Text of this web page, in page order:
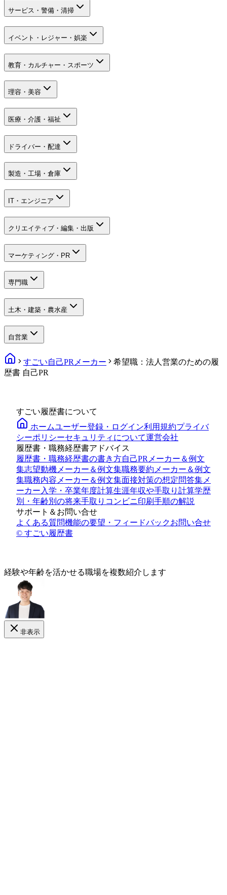
サービス・警備・清掃
イベント・レジャー・娯楽
教育・カルチャー・スポーツ
理容・美容
医療・介護・福祉
ドライバー・配達
製造・工場・倉庫
IT・エンジニア
クリエイティブ・編集・出版
マーケティング・PR
専門職
土木・建築・農水産
自営業
すごい自己PRメーカー
希望職：法人営業のための履
歴書 自己PR
すごい履歴書について
ホームユーザー登録・ログイン利用規約プライバ
シーポリシーセキュリティについて運営会社
履歴書・職務経歴書アドバイス
履歴書・職務経歴書の書き方自己PRメーカー＆例文
集志望動機メーカー＆例文集職務要約メーカー＆例文
集職務内容メーカー＆例文集面接対策の想定問答集メ
ーカー入学・卒業年度計算生涯年収や手取り計算学歴
別・年齢別の将来手取り コンビニ印刷手順の解説
サポート＆お問い合せ
よくある質問機能の要望・フィードバックお問い合せ
© すごい履歴書
経験や年齢を活かせる職場を複数紹介します
非表示